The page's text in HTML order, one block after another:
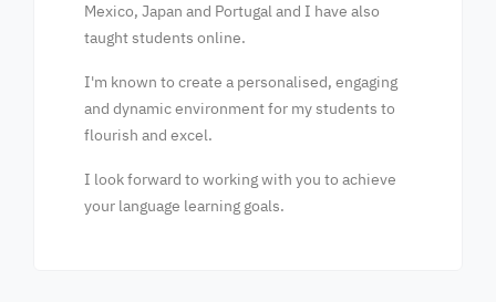
Mexico, Japan and Portugal and I have also
taught students online.
I'm known to create a personalised, engaging
and dynamic environment for my students to
flourish and excel.
I look forward to working with you to achieve
your language learning goals.